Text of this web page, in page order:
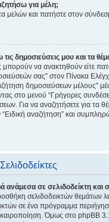
για μέλη;
μελών και πατήστε στον
δημοσιεύσεις μου και τα
μπορούν να ανακτηθούν είτε
σας” στον Πίνακα
δημοσιεύσεων μέλους”
στο μενού “Γρήγορες
Για να αναζητήσετε για τα
“Ειδική αναζήτηση” και
ανάμεσα σε σελιδοδείκτη και
σελιδοδεικτών θεμάτων
σε ένα πρόγραμμα
Όμως στο phpBB